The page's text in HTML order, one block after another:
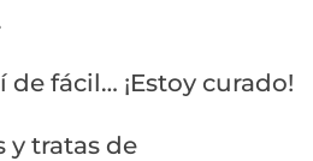
de fácil… ¡Estoy curado!
y tratas de